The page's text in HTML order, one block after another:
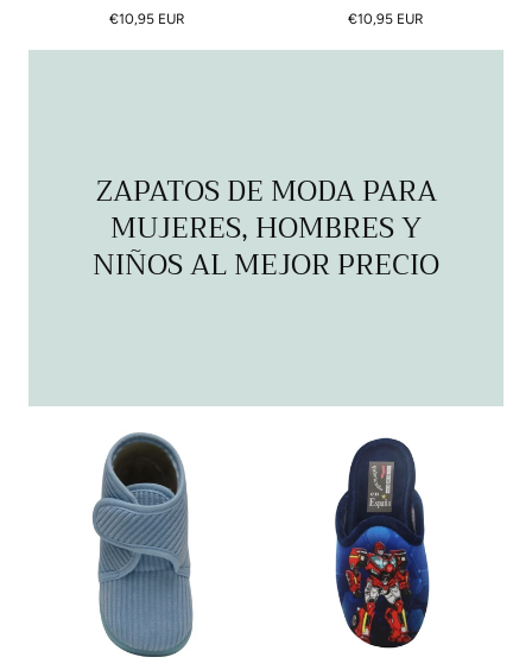
Precio
€10,95 EUR
Precio
€10,95 EUR
ZAPATOS DE MODA PARA
MUJERES, HOMBRES Y
NIÑOS AL MEJOR PRECIO